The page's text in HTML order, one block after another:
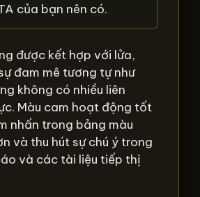
của bạn nên có.
được kết hợp với lửa,
đam mê tương tự như
không có nhiều liên
Màu cam hoạt động tốt
nhấn trong bảng màu
và thu hút sự chú ý trong
và các tài liệu tiếp thị